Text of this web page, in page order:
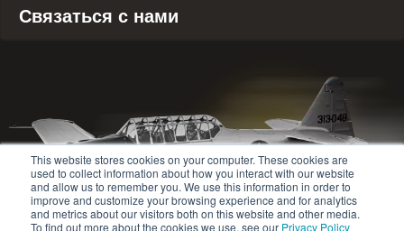
This website stores cookies on your computer. These cookies are
used to collect information about how you interact with our website
and allow us to remember you. We use this information in order to
improve and customize your browsing experience and for analytics
and metrics about our visitors both on this website and other media.
To find out more about the cookies we use, see our Privacy Policy
Связаться с нами